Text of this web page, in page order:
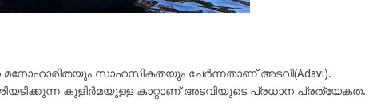
സാഹസികതയും ചേർന്നതാണ് അടവി(Adavi).
കുളിർമയുള്ള കാറ്റാണ് അടവിയുടെ പ്രധാന പ്രത്യേകത.